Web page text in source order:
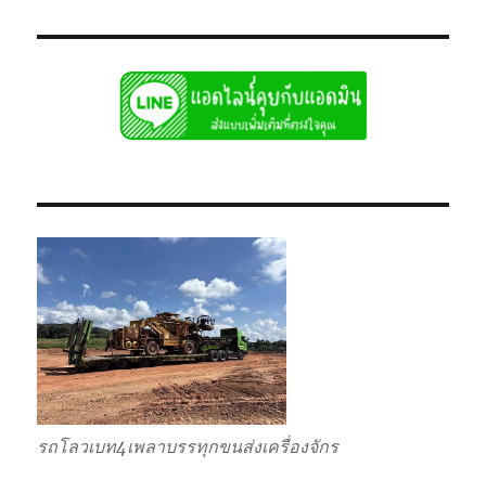
รถโลวเบท4เพลาบรรทุกขนส่งเครื่องจักร